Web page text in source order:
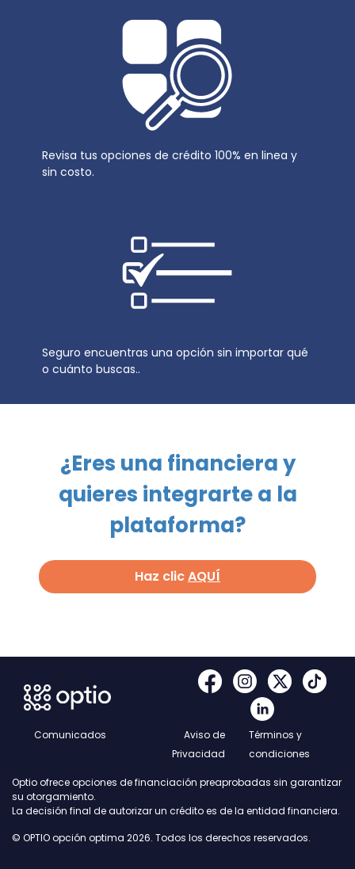
Revisa tus opciones de crédito 100% en linea y
sin costo.
Seguro encuentras una opción sin importar qué
o cuánto buscas..
¿Eres una financiera y
quieres integrarte a la
plataforma?
Haz clicAQUÍ
Comunicados
Aviso de
Privacidad
Términos y
condiciones
Optio ofrece opciones de financiación preaprobadas sin garantizar
su otorgamiento.
La decisión final de autorizar un crédito es de la entidad financiera.
© OPTIO opción optima 2026. Todos los derechos reservados.